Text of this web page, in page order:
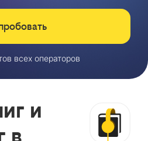
всех операторов
и
в